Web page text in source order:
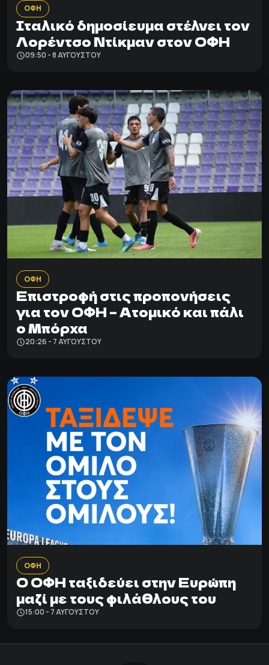
ΟΦΗ
Ιταλικό δημοσίευμα στέλνει τον
Λορέντσο Ντίκμαν στον ΟΦΗ
09:50 - 8 ΑΥΓΟΎΣΤΟΥ
ΟΦΗ
Επιστροφή στις προπονήσεις
για τον ΟΦΗ – Ατομικό και πάλι
ο Μπόρχα
20:26 - 7 ΑΥΓΟΎΣΤΟΥ
ΟΦΗ
Ο ΟΦΗ ταξιδεύει στην Ευρώπη
μαζί με τους φιλάθλους του
15:00 - 7 ΑΥΓΟΎΣΤΟΥ